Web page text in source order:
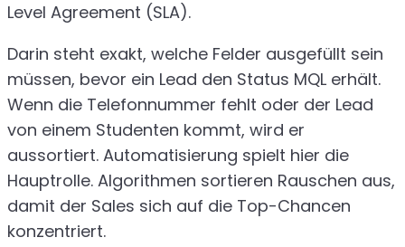
Level Agreement (SLA).
Darin steht exakt, welche Felder ausgefüllt sein
müssen, bevor ein Lead den Status MQL erhält.
Wenn die Telefonnummer fehlt oder der Lead
von einem Studenten kommt, wird er
aussortiert. Automatisierung spielt hier die
Hauptrolle. Algorithmen sortieren Rauschen aus,
damit der Sales sich auf die Top-Chancen
konzentriert.